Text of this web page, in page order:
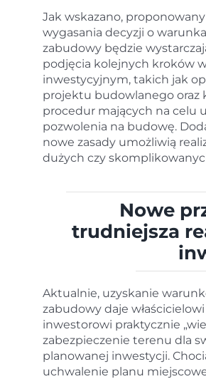
Jak wskazano,
wygasania decyzji o
zabudowy będzie
podjęcia kolejnych kroków
inwestycyjnym, takich jak
projektu budowlanego oraz
procedur mających na celu
pozwolenia na budowę.
nowe zasady umożliwią
dużych czy
Nowe
trudniejsza
Aktualnie, uzyskanie
zabudowy daje właścicielowi
inwestorowi praktycznie
zabezpieczenie terenu dla
planowanej inwestycji.
uchwalenie planu